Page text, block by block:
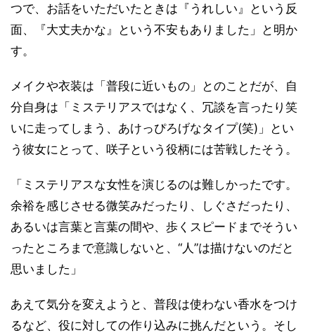
つで、お話をいただいたときは『うれしい』という反
面、『大丈夫かな』という不安もありました」と明か
す。
メイクや衣装は「普段に近いもの」とのことだが、自
分自身は「ミステリアスではなく、冗談を言ったり笑
いに走ってしまう、あけっぴろげなタイプ(笑)」とい
う彼女にとって、咲子という役柄には苦戦したそう。
「ミステリアスな女性を演じるのは難しかったです。
余裕を感じさせる微笑みだったり、しぐさだったり、
あるいは言葉と言葉の間や、歩くスピードまでそうい
ったところまで意識しないと、“人”は描けないのだと
思いました」
あえて気分を変えようと、普段は使わない香水をつけ
るなど、役に対しての作り込みに挑んだという。そし